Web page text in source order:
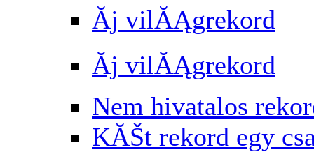
Ăj vilĂĄgrekord
Ăj vilĂĄgrekord
Nem hivatalos
KĂŠt rekord egy